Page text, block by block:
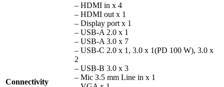
Connectivity
– HDMI in x 4
– HDMI out x 1
– Display port x 1
– USB-A 2.0 x 1
– USB-A 3.0 x 7
– USB-C 2.0 x 1, 3.0 x 1(PD 100 W), 3.0 x
2
– USB-B 3.0 x 3
– Mic 3.5 mm Line in x 1